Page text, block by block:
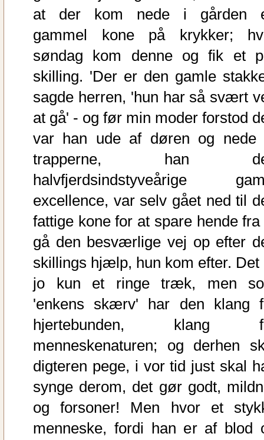
at der kom nede i gården
gammel kone på krykker;
søndag kom denne og fik et
skilling. 'Der er den gamle
sagde herren, 'hun har så svært
at gå' - og før min moder forstod
var han ude af døren og nede
trapperne, han
halvfjerdsindstyveårige
excellence, var selv gået ned til
fattige kone for at spare hende fra
gå den besværlige vej op efter
skillings hjælp, hun kom efter. Det
jo kun et ringe træk, men
'enkens skærv' har den klang
hjertebunden, klang
menneskenaturen; og derhen
digteren pege, i vor tid just skal
synge derom, det gør godt,
og forsoner! Men hvor et
menneske, fordi han er af blod